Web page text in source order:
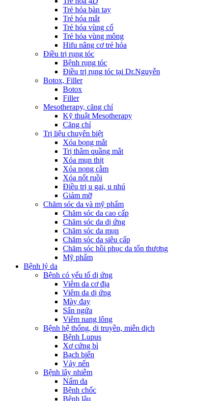
Trẻ hóa bàn tay
Trẻ hóa mắt
Trẻ hóa vùng cổ
Trẻ hóa vùng mông
Hifu nâng cơ trẻ hóa
Điều trị rụng tóc
Bệnh rụng tóc
Điều trị rụng tóc tại Dr.Nguyễn
Botox, Filler
Botox
Filler
Mesotherapy, căng chỉ
Kỹ thuật Mesotherapy
Căng chỉ
Trị liệu chuyên biệt
Xóa bọng mắt
Trị thâm quầng mắt
Xóa mụn thịt
Xóa nọng cằm
Xóa nốt ruồi
Điều trị u gai, u nhú
Giảm mỡ
Chăm sóc da và mỹ phẩm
Chăm sóc da cao cấp
Chăm sóc da dị ứng
Chăm sóc da mụn
Chăm sóc da siêu cấp
Chăm sóc hồi phục da tổn thương
Mỹ phẩm
Bệnh lý da
Bệnh có yếu tố dị ứng
Viêm da cơ địa
Viêm da dị ứng
Mày đay
Sẩn ngứa
Viêm nang lông
Bệnh hệ thống, di truyền, miễn dịch
Bệnh Lupus
Xơ cứng bì
Bạch biến
Vảy nến
Bệnh lây nhiễm
Nấm da
Bệnh chốc
Bệnh lậu